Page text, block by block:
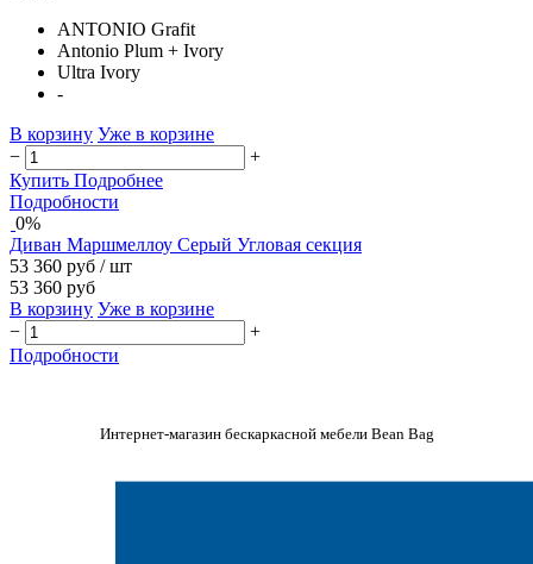
ANTONIO Grafit
Antonio Plum + Ivory
Ultra Ivory
-
В корзину Уже в корзине
−
+
Купить Подробнее
Подробности
0%
Диван Маршмеллоу Серый Угловая секция
53 360 руб / шт
53 360 руб
В корзину Уже в корзине
−
+
Подробности
Интернет-магазин бескаркасной мебели Bean Bag